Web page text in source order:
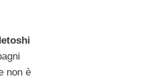
non è